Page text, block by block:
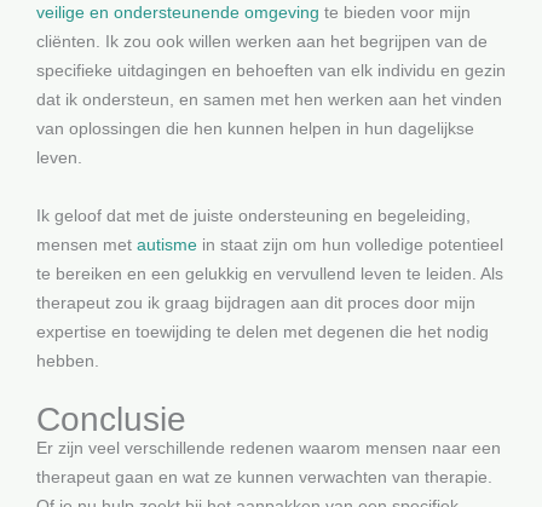
veilige en ondersteunende omgeving te bieden voor mijn
cliënten. Ik zou ook willen werken aan het begrijpen van de
specifieke uitdagingen en behoeften van elk individu en gezin
dat ik ondersteun, en samen met hen werken aan het vinden
van oplossingen die hen kunnen helpen in hun dagelijkse
leven.
Ik geloof dat met de juiste ondersteuning en begeleiding,
mensen met autisme in staat zijn om hun volledige potentieel
te bereiken en een gelukkig en vervullend leven te leiden. Als
therapeut zou ik graag bijdragen aan dit proces door mijn
expertise en toewijding te delen met degenen die het nodig
hebben.
Conclusie
Er zijn veel verschillende redenen waarom mensen naar een
therapeut gaan en wat ze kunnen verwachten van therapie.